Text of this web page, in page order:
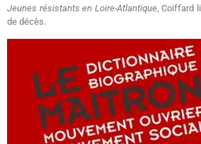
Jeunes résistants en Loire-Atlantique, Coiffard
de décès.